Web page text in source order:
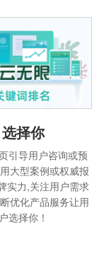
选择你
引导用户咨询或预
大型案例或权威报
实力,关注用户需求
优化产品服务让用
户选择你！